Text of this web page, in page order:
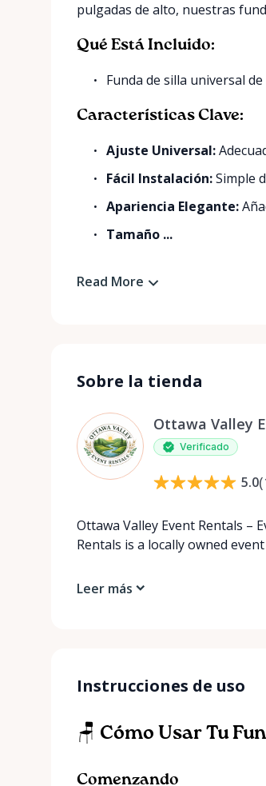
pulgadas de alto, nuestras
Qué Está Incluido:
Funda de silla universal
Características Clave:
Ajuste Universal:
Fácil Instalación:Simple
Apariencia Elegante:
Tamaño ...
Read More
Sobre la tienda
Ottawa Valley
Verificado
5.0(
Ottawa Valley Event Rentals –
Rentals is a locally owned
Leer más
Instrucciones de uso
🪑 Cómo Usar Tu
Comenzando